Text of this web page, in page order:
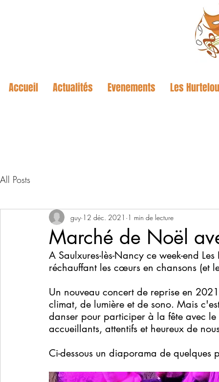
Accueil Actualités Evenements Les
All Posts
Marché de Noël
guy 12 déc. 2021 1 min de lecture
A Saulxures-lès-Nancy ce week-end
réchauffant les cœurs en chansons (et
Un nouveau concert de reprise en
climat, de lumière et de sono. Mais
danser pour participer à la fête avec
accueillants, attentifs et heureux de
Ci-dessous un diaporama de quelques